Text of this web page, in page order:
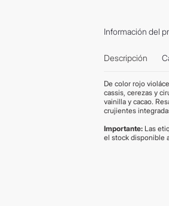
Información del
Descripción
De color rojo
cassis, cerezas y
vainilla y cacao.
crujientes
Importante: Las
el stock disponible